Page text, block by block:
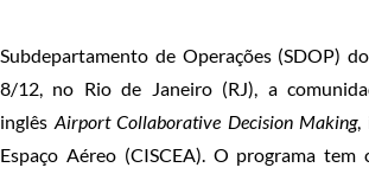
Subdepartamento de Operações (SDOP)
8/12, no Rio de Janeiro (RJ), a
inglês Airport Collaborative Decision Making,
Espaço Aéreo (CISCEA). O programa